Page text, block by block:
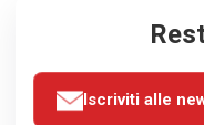
Iscriviti alle